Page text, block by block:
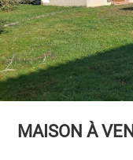
MAISON À